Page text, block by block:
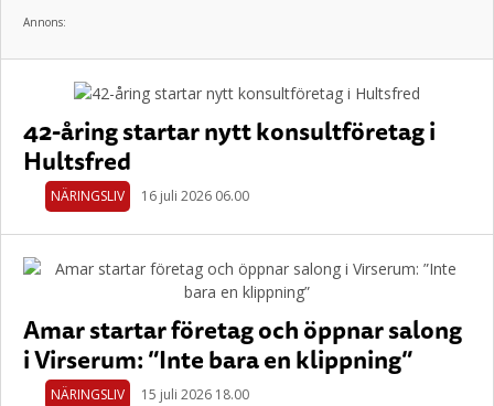
Annons:
42-åring startar nytt konsultföretag i
Hultsfred
NÄRINGSLIV 16 juli 2026 06.00
Amar startar företag och öppnar salong
i Virserum: ”Inte bara en klippning”
NÄRINGSLIV 15 juli 2026 18.00